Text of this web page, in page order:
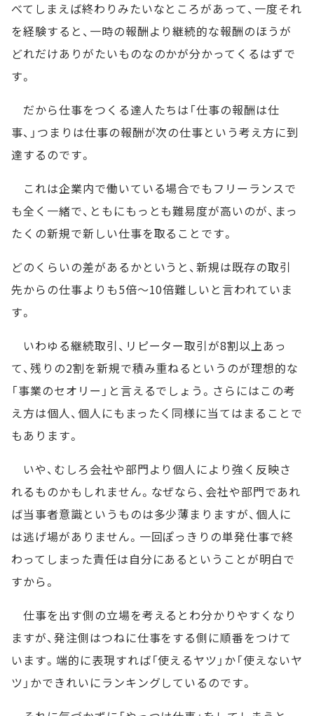
べてしまえば終わりみたいなところがあって、一度それ
を経験すると、一時の報酬より継続的な報酬のほうが
どれだけありがたいものなのかが分かってくるはずで
す。
だから仕事をつくる達人たちは「仕事の報酬は仕
事、」つまりは仕事の報酬が次の仕事という考え方に到
達するのです。
これは企業内で働いている場合でもフリーランスで
も全く一緒で、ともにもっとも難易度が高いのが、まっ
たくの新規で新しい仕事を取ることです。
どのくらいの差があるかというと、新規は既存の取引
先からの仕事よりも5倍～10倍難しいと言われていま
す。
いわゆる継続取引、リピーター取引が8割以上あっ
て、残りの2割を新規で積み重ねるというのが理想的な
「事業のセオリー」と言えるでしょう。さらにはこの考
え方は個人、個人にもまったく同様に当てはまることで
もあります。
いや、むしろ会社や部門より個人により強く反映さ
れるものかもしれません。なぜなら、会社や部門であれ
ば当事者意識というものは多少薄まりますが、個人に
は逃げ場がありません。一回ぽっきりの単発仕事で終
わってしまった責任は自分にあるということが明白で
すから。
仕事を出す側の立場を考えるとわ分かりやすくなり
ますが、発注側はつねに仕事をする側に順番をつけて
います。端的に表現すれば「使えるヤツ」か「使えないヤ
ツ」かできれいにランキングしているのです。